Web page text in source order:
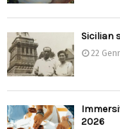
Sicilian
22
2026